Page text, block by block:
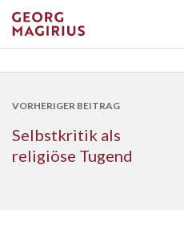
VORHERIGER BEITRAG
Selbstkritik als
religiöse Tugend